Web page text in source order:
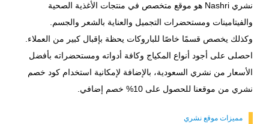
نشري Nashri هو موقع متخصص في منتجات الأغذية الصحية
والفيتامينات ومستحضرات التجميل والعناية بالشعر والجسم.
وكذلك يخصص قسمًا خاصًا للباروكات يحظة بإقبال كبير من العملاء.
احصلى على أجود أنواع المكياج وكافة أدواته ومستحضراته بأفضل
الأسعار من نشري السعودية، بالإضافة لإمكانية استخدام كود خصم
نشري من موقعنا للحصول على 10% خصم إضافي.
مميزات موقع نشري